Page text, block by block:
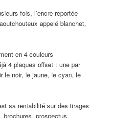
fois, l’encre reportée
appelé blanchet,
en 4 couleurs
4 plaques offset : une par
le noir, le jaune, le cyan, le
sa rentabilité sur des tirages
brochures, prospectus,